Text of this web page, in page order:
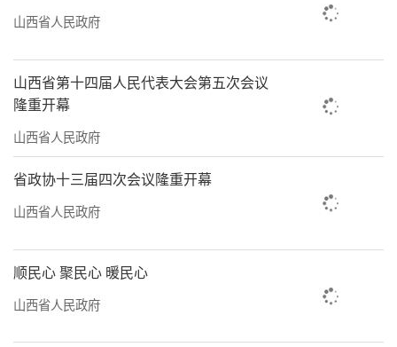
山西省人民政府
山西省第十四届人民代表大会第五次会议
隆重开幕
山西省人民政府
省政协十三届四次会议隆重开幕
山西省人民政府
顺民心 聚民心 暖民心
山西省人民政府